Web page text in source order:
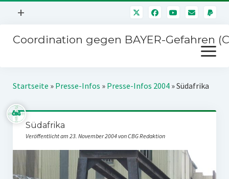
Menü
+
Mitmachen
Kontakt
Impressum
Störfälle
Coordination gegen BAYER-Gefahren
Menü
öffnen
Kampagnen
BAYER-Hauptversammlungen
Stichwort BAYER
Jahrestagung
SPENDEN
Startseite » Presse-Infos » Presse-Infos 2004»Südafrika
Südafrika
Veröffentlicht am 23. November 2004 von CBG Redaktion